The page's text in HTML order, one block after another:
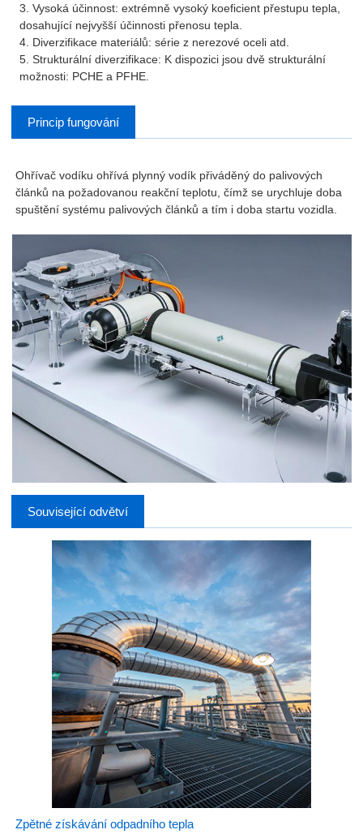
3. Vysoká účinnost: extrémně vysoký koeficient přestupu tepla,
dosahující nejvyšší účinnosti přenosu tepla.
4. Diverzifikace materiálů: série z nerezové oceli atd.
5. Strukturální diverzifikace: K dispozici jsou dvě strukturální
možnosti: PCHE a PFHE.
Princip fungování
Ohřívač vodíku ohřívá plynný vodík přiváděný do palivových
článků na požadovanou reakční teplotu, čímž se urychluje doba
spuštění systému palivových článků a tím i doba startu vozidla.
Související odvětví
Zpětné získávání odpadního tepla